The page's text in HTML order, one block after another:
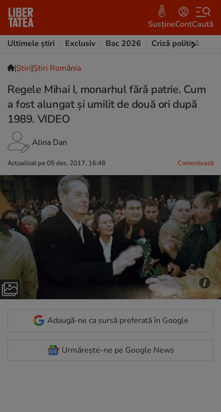
SusțineContCaută
Ultimele știri
Exclusiv Bac 2026 Criză politică
|Ştiri|Știri România
Regele Mihai I, monarhul fără patrie. Cum
a fost alungat și umilit de două ori după
1989. VIDEO
Alina Dan
Actualizat pe 05 dec. 2017, 16:48 Comentează
Adaugă-ne ca sursă preferată în Google
Urmărește-ne pe Google News